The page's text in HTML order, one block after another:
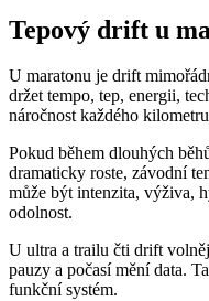
Tepový drift u
U maratonu je drift
držet tempo, tep, energii,
náročnost každého
Pokud během dlouhých
dramaticky roste, závodní
může být intenzita, výživa,
odolnost.
U ultra a trailu čti drift
pauzy a počasí mění data.
funkční systém.